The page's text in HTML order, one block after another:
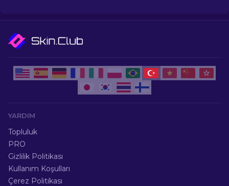
YARDIM
Topluluk
PRO
Gizlilik Politikası
Kullanım Koşulları
Çerez Politikası